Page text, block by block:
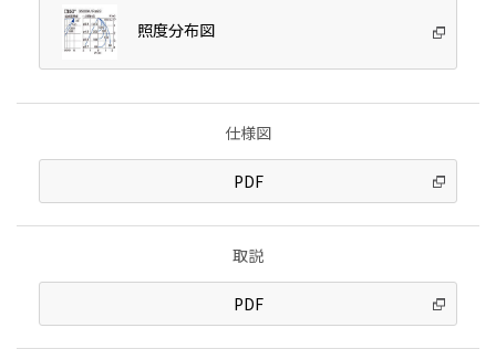
照度分布図
仕様図
PDF
取説
PDF